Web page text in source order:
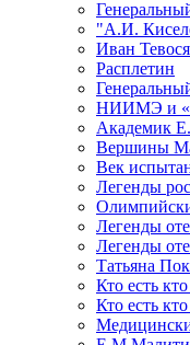
"А.И.
Иван
Расплетин
НИИМЭ и
Академик
Вершины
Век
Легенды
Легенды
Легенды
Татьяна
Кто есть
Кто есть